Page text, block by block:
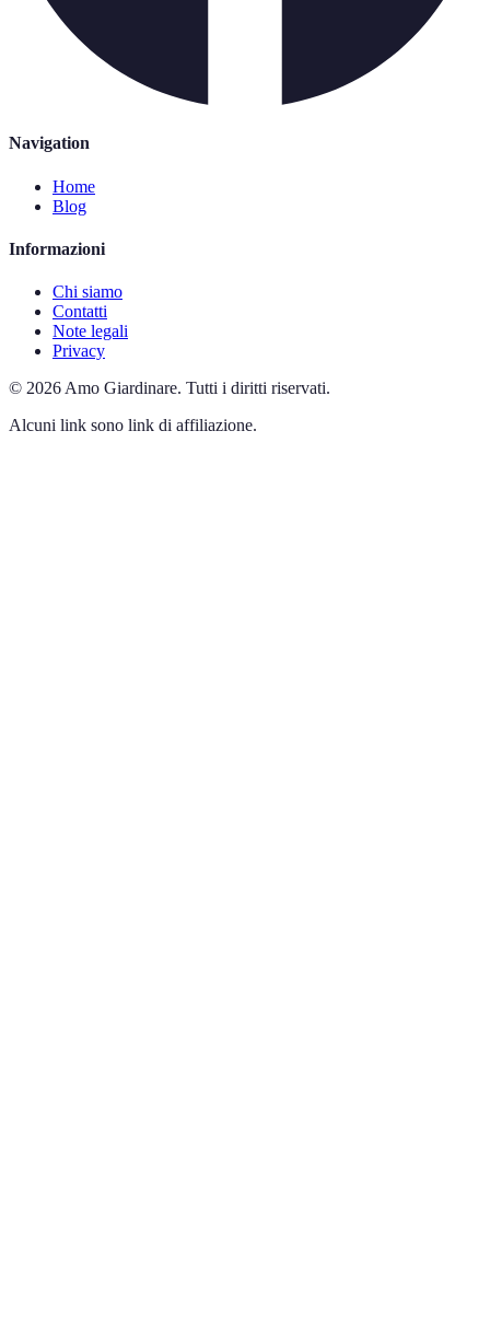
Navigation
Home
Blog
Informazioni
Chi siamo
Contatti
Note legali
Privacy
© 2026 Amo Giardinare. Tutti i diritti riservati.
Alcuni link sono link di affiliazione.